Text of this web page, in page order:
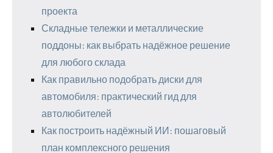
проекта
Складные тележки и металлические
поддоны: как выбрать надёжное решение
для любого склада
Как правильно подобрать диски для
автомобиля: практический гид для
автолюбителей
Как построить надёжный ИИ: пошаговый
план комплексного решения